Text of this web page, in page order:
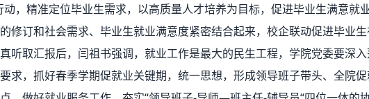
动，精准定位毕业生需求，以高质量人才培养为目标，促进毕业生满意就
修订和社会需求、毕业生就业满意度紧密结合起来，校企联动促进毕业生
听取汇报后，闫祖书强调，就业工作是最大的民生工程，学院党委要深
求，抓好春季学期促就业关键期，统一思想，形成领导班子带头、全院